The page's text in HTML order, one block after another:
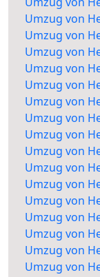
Umzug von
Umzug von
Umzug von
Umzug von
Umzug von
Umzug von
Umzug von
Umzug von
Umzug von
Umzug von
Umzug von
Umzug von
Umzug von
Umzug von
Umzug von
Umzug von